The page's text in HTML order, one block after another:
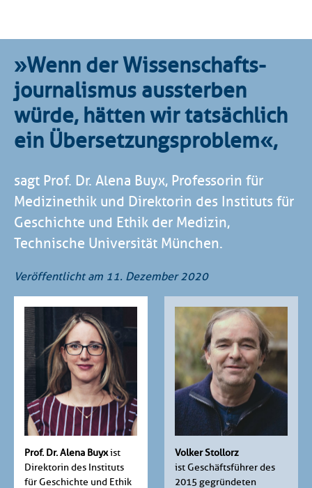
»Wenn der Wissenschafts­
journalismus aussterben
würde, hätten wir tatsächlich
ein Übersetzungs­problem«,
sagt Prof. Dr. Alena Buyx, Professorin für
Medizinethik und Direktorin des Instituts für
Geschichte und Ethik der Medizin,
Technische Universität München.
Veröffentlicht am 11. Dezember 2020
Prof. Dr. Alena Buyxist
Direktorin des Instituts
für Geschichte und Ethik
Volker Stollorz
ist Geschäftsführer des
2015 gegründeten